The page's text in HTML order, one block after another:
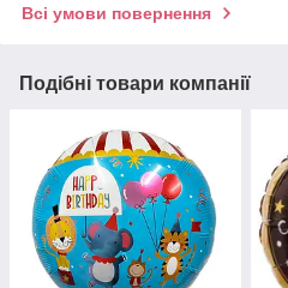
Всі умови повернення
Подібні товари компанії